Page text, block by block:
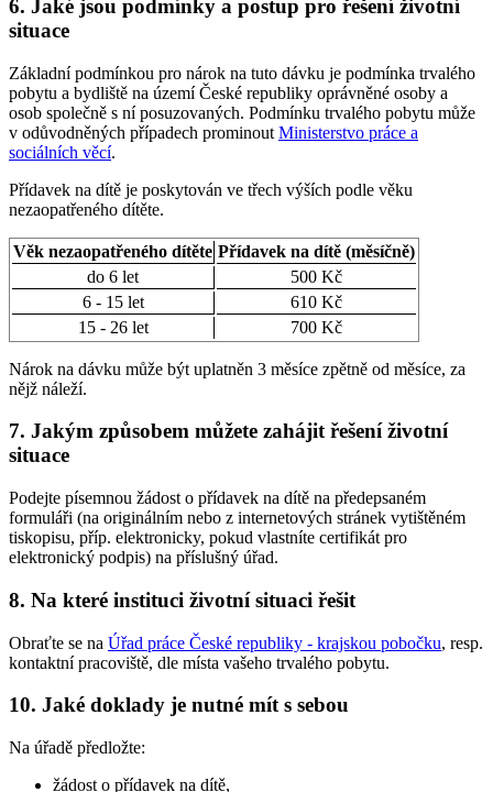
6. Jaké jsou podmínky a postup pro řešení životní
situace
Základní podmínkou pro nárok na tuto dávku je podmínka trvalého
pobytu a bydliště na území České republiky oprávněné osoby a
osob společně s ní posuzovaných. Podmínku trvalého pobytu může
v odůvodněných případech prominout Ministerstvo práce a
sociálních věcí.
Přídavek na dítě je poskytován ve třech výších podle věku
nezaopatřeného dítěte.
Věk nezaopatřeného dítěte Přídavek na dítě (měsíčně)
do 6 let
500 Kč
6 - 15 let
610 Kč
15 - 26 let
700 Kč
Nárok na dávku může být uplatněn 3 měsíce zpětně od měsíce, za
nějž náleží.
7. Jakým způsobem můžete zahájit řešení životní
situace
Podejte písemnou žádost o přídavek na dítě na předepsaném
formuláři (na originálním nebo z internetových stránek vytištěném
tiskopisu, příp. elektronicky, pokud vlastníte certifikát pro
elektronický podpis) na příslušný úřad.
8. Na které instituci životní situaci řešit
Obraťte se na Úřad práce České republiky - krajskou pobočku, resp.
kontaktní pracoviště, dle místa vašeho trvalého pobytu.
10. Jaké doklady je nutné mít s sebou
Na úřadě předložte:
žádost o přídavek na dítě,